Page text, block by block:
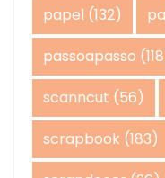
papel (132)
passoapasso
scanncut (56)
scrapbook (183)